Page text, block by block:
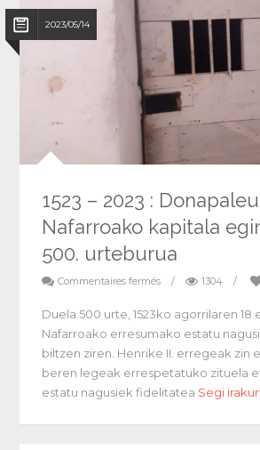
2023/05/14
1523 – 2023 : Donapaleu
Nafarroako kapitala
500. urteburua
Commentaires fermés / 1304 /
Duela 500 urte, 1523ko agorrilaren 18
Nafarroako erresumako estatu
biltzen ziren. Henrike II. erregeak zin
beren legeak errespetatuko zituela
estatu nagusiek fidelitatea Segi